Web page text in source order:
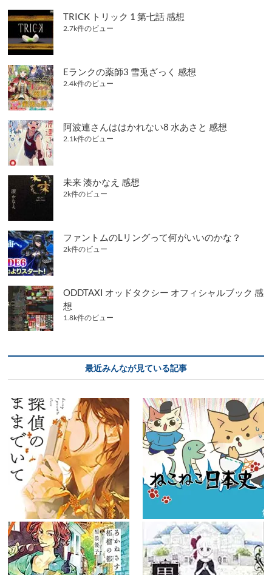
TRICK トリック 1 第七話 感想
2.7k件のビュー
Eランクの薬師3 雪兎ざっく 感想
2.4k件のビュー
阿波連さんははかれない8 水あさと 感想
2.1k件のビュー
未来 湊かなえ 感想
2k件のビュー
ファントムのLリングって何がいいのかな？
2k件のビュー
ODDTAXI オッドタクシー オフィシャルブック 感
想
1.8k件のビュー
最近みんなが見ている記事